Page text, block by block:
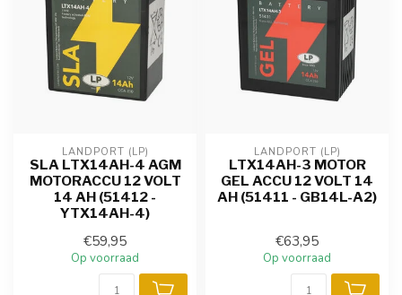
LANDPORT (LP)
SLA LTX14AH-4 AGM
MOTORACCU 12 VOLT
14 AH (51412 -
YTX14AH-4)
€59,95
Op voorraad
LANDPORT (LP)
LTX14AH-3 MOTOR
GEL ACCU 12 VOLT 14
AH (51411 - GB14L-A2)
€63,95
Op voorraad